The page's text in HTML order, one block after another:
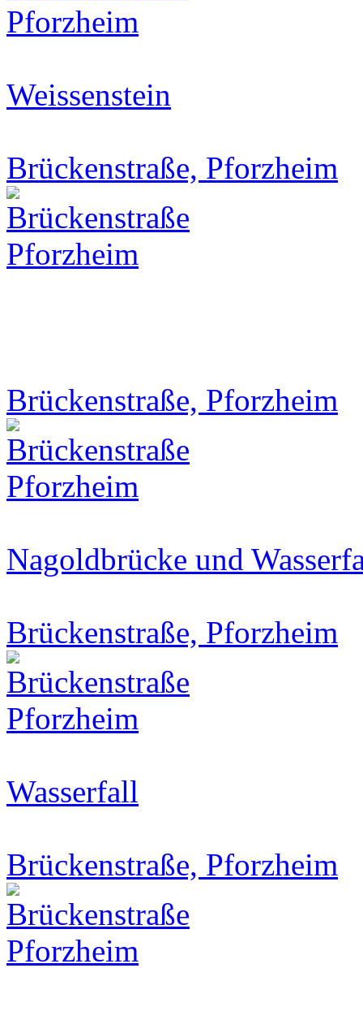
Weissenstein
Brückenstraße, Pforzheim
Brückenstraße, Pforzheim
Nagoldbrücke und
Brückenstraße, Pforzheim
Wasserfall
Brückenstraße, Pforzheim